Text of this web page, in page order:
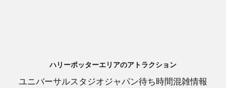
ハリーポッターエリアのアトラクション
ユニバーサルスタジオジャパン待ち時間混雑情報